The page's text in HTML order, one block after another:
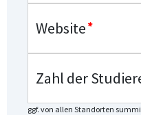
Website*
Zahl der
ggf. von allen Standorten